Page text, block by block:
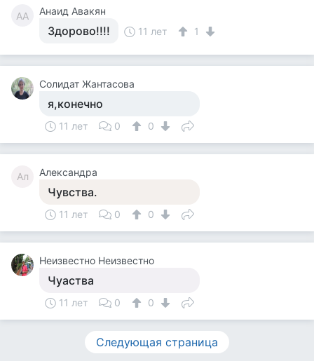
АА Анаид Авакян
Здорово!!!! 11 лет 1
Солидат Жантасова
я,конечно
11 лет 0 0
Ал Александра
Чувства.
11 лет 0 0
Неизвестно Неизвестно
Чуаства
11 лет 0 0
Следующая страница